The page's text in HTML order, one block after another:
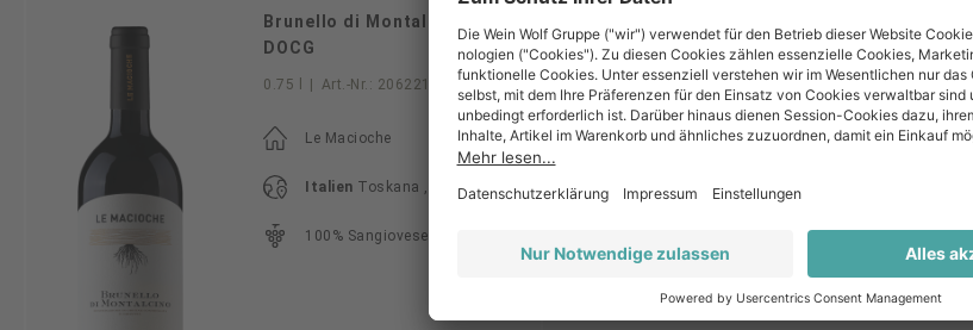
Brunello di Montalcino
DOCG
0.75 l Art.-Nr.: 20622118
Le Macioche
Italien Toskana , Montalcino
100% Sangiovese Grosso